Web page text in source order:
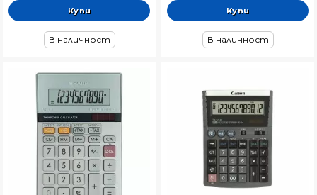
В наличност В наличност